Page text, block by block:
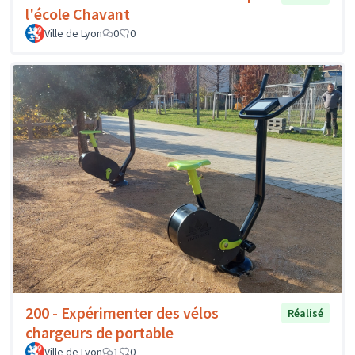
l'école Chavant
Ville de Lyon 0 0
200 - Expérimenter des vélos
chargeurs de portable
Réalisé
Ville de Lyon 1 0